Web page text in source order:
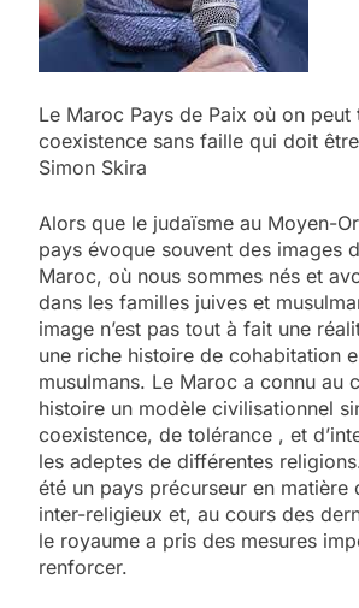
Le Maroc Pays de Paix où on peut
coexistence sans faille qui doit
Simon Skira
Alors que le judaïsme au Moyen-
pays évoque souvent des images
Maroc, où nous sommes nés et
dans les familles juives et
image n’est pas tout à fait une
une riche histoire de cohabitation
musulmans. Le Maroc a connu au
histoire un modèle civilisationnel
coexistence, de tolérance , et
les adeptes de différentes
été un pays précurseur en matière
inter-religieux et, au cours des
le royaume a pris des mesures
renforcer.